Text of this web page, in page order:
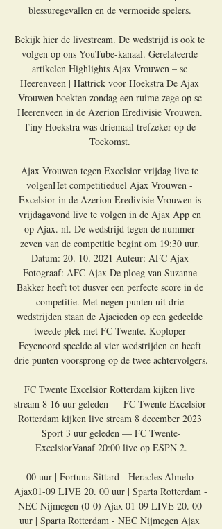
blessuregevallen en de vermoeide spelers.
Bekijk hier de livestream. De wedstrijd is ook te
volgen op ons YouTube-kanaal. Gerelateerde
artikelen Highlights Ajax Vrouwen – sc
Heerenveen | Hattrick voor Hoekstra De Ajax
Vrouwen boekten zondag een ruime zege op sc
Heerenveen in de Azerion Eredivisie Vrouwen.
Tiny Hoekstra was driemaal trefzeker op de
Toekomst.
Ajax Vrouwen tegen Excelsior vrijdag live te
volgenHet competitieduel Ajax Vrouwen -
Excelsior in de Azerion Eredivisie Vrouwen is
vrijdagavond live te volgen in de Ajax App en
op Ajax. nl. De wedstrijd tegen de nummer
zeven van de competitie begint om 19:30 uur.
Datum: 20. 10. 2021 Auteur: AFC Ajax
Fotograaf: AFC Ajax De ploeg van Suzanne
Bakker heeft tot dusver een perfecte score in de
competitie. Met negen punten uit drie
wedstrijden staan de Ajacieden op een gedeelde
tweede plek met FC Twente. Koploper
Feyenoord speelde al vier wedstrijden en heeft
drie punten voorsprong op de twee achtervolgers.
FC Twente Excelsior Rotterdam kijken live
stream 8 16 uur geleden — FC Twente Excelsior
Rotterdam kijken live stream 8 december 2023
Sport 3 uur geleden — FC Twente-
ExcelsiorVanaf 20:00 live op ESPN 2.
00 uur | Fortuna Sittard - Heracles Almelo
Ajax01-09 LIVE 20. 00 uur | Sparta Rotterdam -
NEC Nijmegen (0-0) Ajax 01-09 LIVE 20. 00
uur | Sparta Rotterdam - NEC Nijmegen Ajax